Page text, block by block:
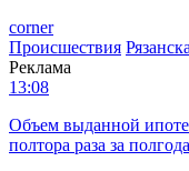
corner
Происшествия
Реклама
13:08
Объем выданной
полтора раза за полгода